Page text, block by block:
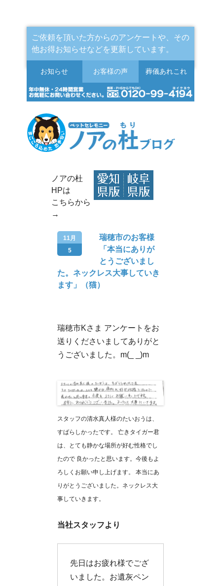
ご依頼を頂いた方からのアンケートや、その
他お得お知らせなどを更新しています。
お知らせ お客様の声 葬儀あれこれ
ノアの杜
HPは
こちらから
→
11月
5
瑞穂市のお客様
「本当にありが
とうございまし
た。ネックレス大事していき
ます」（猫）
瑞穂市Kさま アンケートをお
送りくださいましてありがと
うございました。m(_ _)m
スタッフの清水真人様のたいおうは、
すばらしかったです。 亡きタイガー君
は、とても静かな場所が好む性格でし
たので 良かったと思います。今後もよ
ろしくお願い申し上げます。 本当にあ
りがとうございました。ネックレス大
事していきます。
当社スタッフより
先日はお疲れ様でござ
いました。お遺灰ペン